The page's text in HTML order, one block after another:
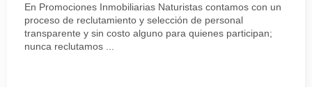
En Promociones Inmobiliarias Naturistas contamos con un
proceso de reclutamiento y selección de personal
transparente y sin costo alguno para quienes participan;
nunca reclutamos ...